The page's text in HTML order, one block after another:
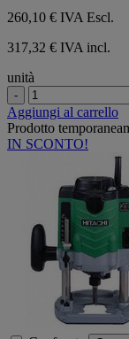
260,10 € IVA Escl.
317,32 € IVA incl.
unità
-
Aggiungi al carrello
Prodotto
IN SCONTO!